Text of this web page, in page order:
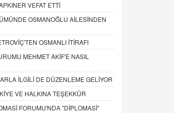
VEFAT ETTİ
OSMANOĞLU AİLESİNDEN
OSMANLI İTİRAFI
MEHMET AKİF'E NASIL
İLGİLİ DE DÜZENLEME GELİYOR
VE HALKINA TEŞEKKÜR
FORUMU'NDA "DİPLOMASİ"